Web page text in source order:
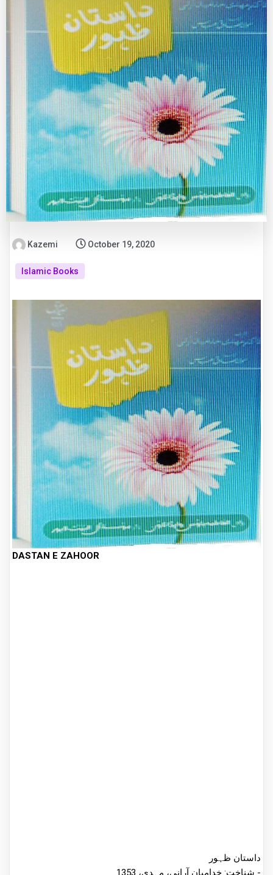
Kazemi October 19, 2020
Islamic Books
DASTAN E ZAHOOR
داستان ظہور
شناخت: خدامیان آرانی، مہدی، 1353 -